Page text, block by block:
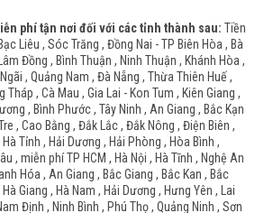
phí tận nơi đối với các tỉnh thành sau: Tiền
Liêu , Sóc Trăng , Đồng Nai - TP Biên Hòa , Bà
Đồng , Bình Thuận , Ninh Thuận , Khánh Hòa ,
, Quảng Nam , Đà Nẵng , Thừa Thiên Huế ,
, Cà Mau , Gia Lai - Kon Tum , Kiên Giang ,
, Bình Phước , Tây Ninh , An Giang , Bắc Kạn
, Cao Bằng , Đắk Lắc , Đắk Nông , Điện Biên ,
Tỉnh , Hải Dương , Hải Phòng , Hòa Bình ,
, miễn phí TP HCM , Hà Nội , Hà Tĩnh , Nghệ An
Hóa , An Giang , Bắc Giang , Bắc Kan , Bắc
Giang , Hà Nam , Hải Dương , Hưng Yên , Lai
Định , Ninh Bình , Phú Thọ , Quảng Ninh , Sơn